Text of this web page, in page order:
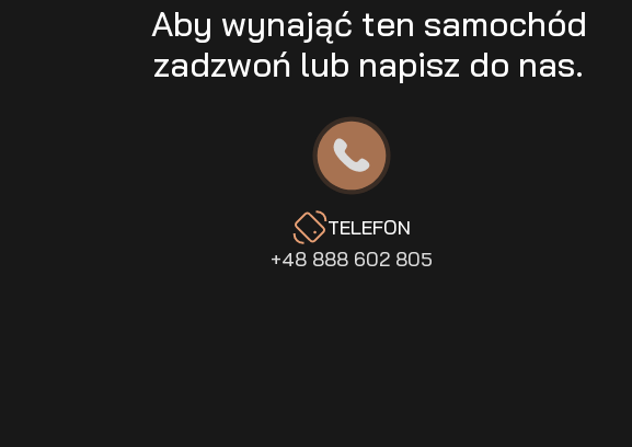
Aby wynająć ten samochód
zadzwoń lub napisz do nas.
TELEFON
+48 888 602 805